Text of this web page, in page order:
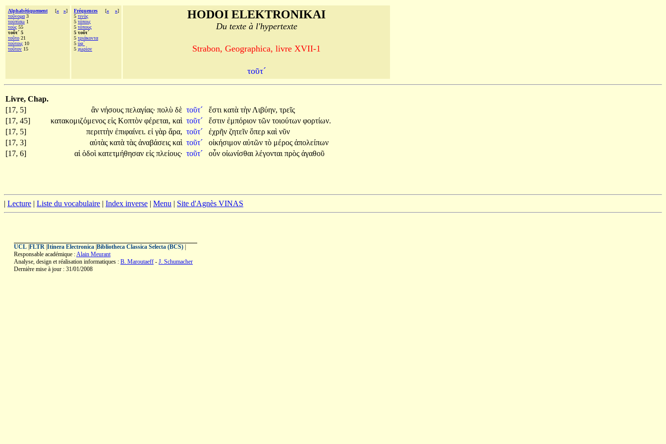
Alphabétiquement [« »]
τοὔνομα 3
τοὐπίσω 1
τοὺς 55
τοῦτ´ 5
τοῦτο 21
τούτοις 10
τοῦτον 15
Fréquences [« »]
5 τινὸς
5 τόποις
5 τόπους
5 τοῦτ´
5 τριάκοντα
5 ὑφ´
5 χωρίον
HODOI ELEKTRONIKAI
Du texte à l'hypertexte
Strabon, Geographica, livre XVII-1
τοῦτ´
Livre, Chap.
[17, 5]
ἂν νήσους πελαγίας· πολὺ δὲ τοῦτ´ ἔστι κατὰ τὴν Λιβύην, τρεῖς
[17, 45]
κατακομιζόμενος εἰς Κοπτὸν φέρεται, καὶ τοῦτ´ ἔστιν ἐμπόριον τῶν τοιούτων φορτίων.
[17, 5]
περιττὴν ἐπιφαίνει. εἰ γὰρ ἄρα, τοῦτ´ ἐχρῆν ζητεῖν ὅπερ καὶ νῦν
[17, 3]
αὐτὰς κατὰ τὰς ἀναβάσεις καὶ τοῦτ´ οἰκήσιμον αὐτῶν τὸ μέρος ἀπολείπων
[17, 6]
αἱ ὁδοὶ κατετμήθησαν εἰς πλείους· τοῦτ´ οὖν οἰωνίσθαι λέγονται πρὸς ἀγαθοῦ
| Lecture | Liste du vocabulaire | Index inverse | Menu | Site d'Agnès VINAS
UCL FLTR Itinera Electronica Bibliotheca Classica Selecta (BCS)
Responsable académique :Alain Meurant
Analyse, design et réalisation informatiques : B. Maroutaeff - J. Schumacher
Dernière mise à jour : 31/01/2008